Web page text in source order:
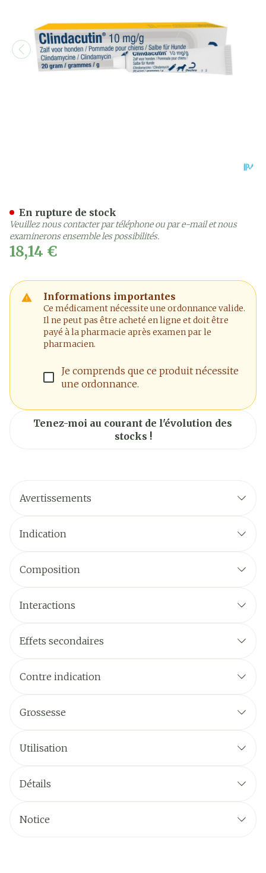
18,14 €
Informations importantes
Ce médicament nécessite une ordonnance valide.
Il ne peut pas être acheté en ligne et doit être
payé à la pharmacie après examen par le
pharmacien.
Je comprends que ce produit nécessite
une ordonnance.
Tenez-moi au courant de l'évolution des
stocks !
En rupture de stock
Veuillez nous contacter par téléphone ou par e-mail et nous
examinerons ensemble les possibilités.
Avertissements
Indication
Composition
Interactions
Effets secondaires
Contre indication
Grossesse
Utilisation
Détails
Notice